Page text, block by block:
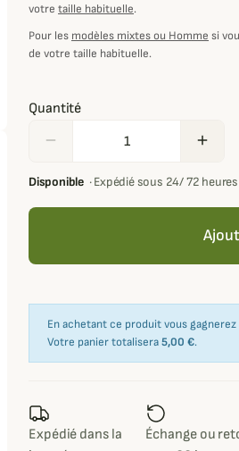
votre taille habituelle.
Pour les modèles mixtes ou Homme si
de votre taille habituelle.
Quantité
remove add
Disponible ·Expédié sous 24/ 72 heures
En achetant ce produit vous gagnerez
Votre panier totalisera5,00 €.
Expédié dans la
Échange ou